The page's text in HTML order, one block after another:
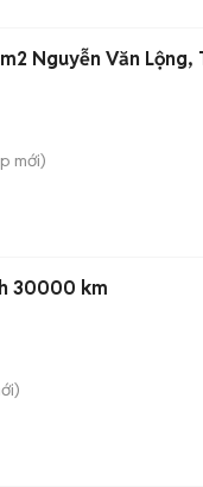
Nguyễn Văn Lộng,
mới)
30000 km